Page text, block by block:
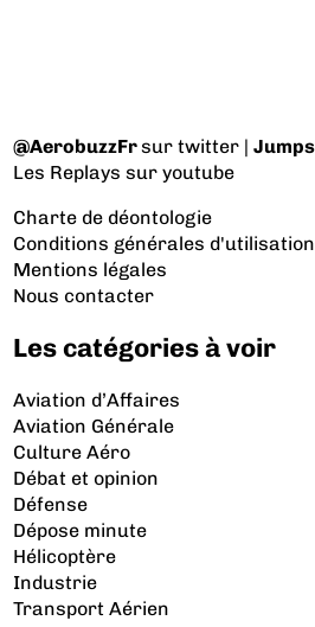
@AerobuzzFrsur twitter |
Les Replays sur youtube
Charte de déontologie
Conditions générales d'utilisation
Mentions légales
Nous contacter
Les catégories à voir
Aviation d’Affaires
Aviation Générale
Culture Aéro
Débat et opinion
Défense
Dépose minute
Hélicoptère
Industrie
Transport Aérien